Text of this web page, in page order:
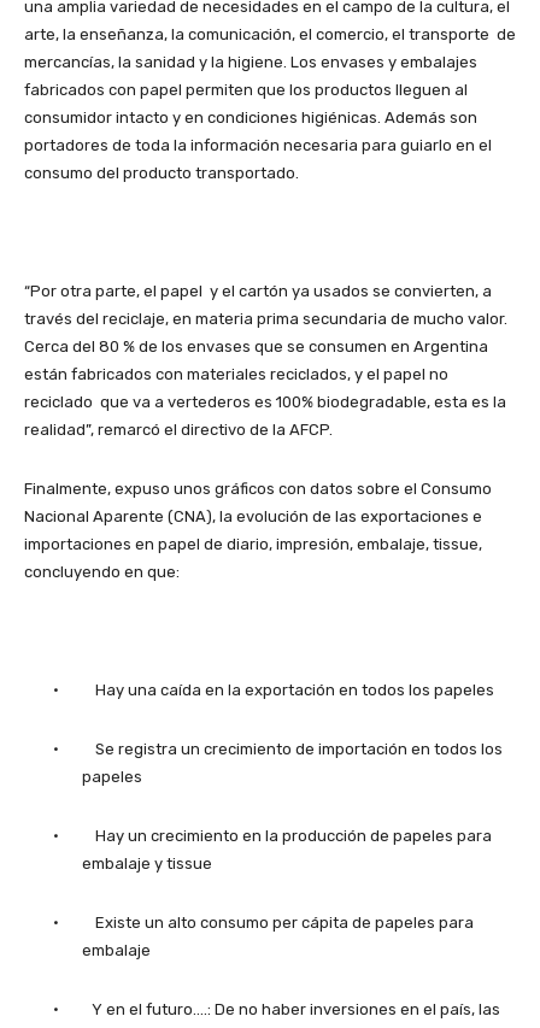
una amplia variedad de necesidades en el campo de la cultura, el
arte, la enseñanza, la comunicación, el comercio, el transporte de
mercancías, la sanidad y la higiene. Los envases y embalajes
fabricados con papel permiten que los productos lleguen al
consumidor intacto y en condiciones higiénicas. Además son
portadores de toda la información necesaria para guiarlo en el
consumo del producto transportado.
“Por otra parte, el papel y el cartón ya usados se convierten, a
través del reciclaje, en materia prima secundaria de mucho valor.
Cerca del 80 % de los envases que se consumen en Argentina
están fabricados con materiales reciclados, y el papel no
reciclado que va a vertederos es 100% biodegradable, esta es la
realidad”, remarcó el directivo de la AFCP.
Finalmente, expuso unos gráficos con datos sobre el Consumo
Nacional Aparente (CNA), la evolución de las exportaciones e
importaciones en papel de diario, impresión, embalaje, tissue,
concluyendo en que:
• Hay una caída en la exportación en todos los papeles
• Se registra un crecimiento de importación en todos los
papeles
• Hay un crecimiento en la producción de papeles para
embalaje y tissue
• Existe un alto consumo per cápita de papeles para
embalaje
• Y en el futuro….: De no haber inversiones en el país, las